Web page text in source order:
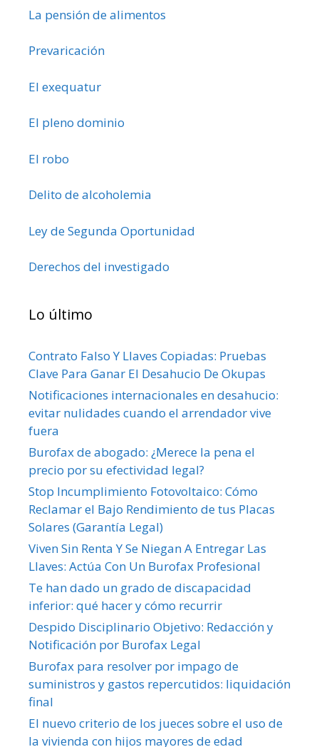
La pensión de alimentos
Prevaricación
El exequatur
El pleno dominio
El robo
Delito de alcoholemia
Ley de Segunda Oportunidad
Derechos del investigado
Lo último
Contrato Falso Y Llaves Copiadas: Pruebas
Clave Para Ganar El Desahucio De Okupas
Notificaciones internacionales en desahucio:
evitar nulidades cuando el arrendador vive
fuera
Burofax de abogado: ¿Merece la pena el
precio por su efectividad legal?
Stop Incumplimiento Fotovoltaico: Cómo
Reclamar el Bajo Rendimiento de tus Placas
Solares (Garantía Legal)
Viven Sin Renta Y Se Niegan A Entregar Las
Llaves: Actúa Con Un Burofax Profesional
Te han dado un grado de discapacidad
inferior: qué hacer y cómo recurrir
Despido Disciplinario Objetivo: Redacción y
Notificación por Burofax Legal
Burofax para resolver por impago de
suministros y gastos repercutidos: liquidación
final
El nuevo criterio de los jueces sobre el uso de
la vivienda con hijos mayores de edad